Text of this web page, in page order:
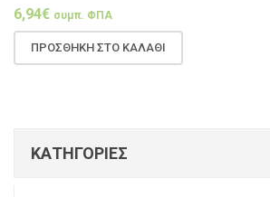
6,94€ συμπ. ΦΠΑ
ΠΡΟΣΘΉΚΗ ΣΤΟ ΚΑΛΆΘΙ
ΚΑΤΗΓΟΡΊΕΣ